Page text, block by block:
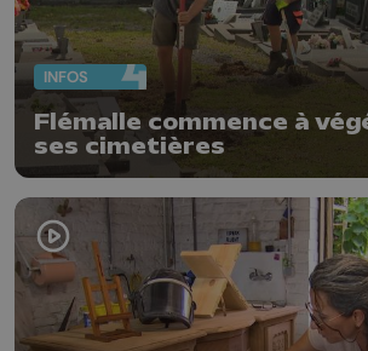
INFOS
Flémalle commence à
ses cimetières